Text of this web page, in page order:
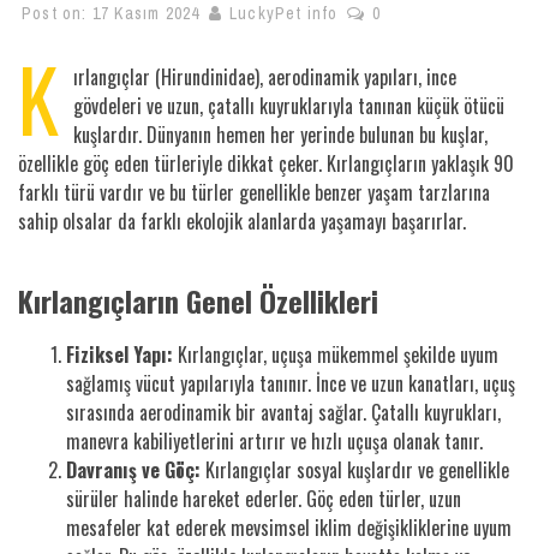
Post on: 17 Kasım 2024 LuckyPet info 0
K ırlangıçlar (Hirundinidae), aerodinamik yapıları, ince
gövdeleri ve uzun, çatallı kuyruklarıyla tanınan küçük ötücü
kuşlardır. Dünyanın hemen her yerinde bulunan bu kuşlar,
özellikle göç eden türleriyle dikkat çeker. Kırlangıçların yaklaşık 90
farklı türü vardır ve bu türler genellikle benzer yaşam tarzlarına
sahip olsalar da farklı ekolojik alanlarda yaşamayı başarırlar.
Kırlangıçların Genel Özellikleri
Fiziksel Yapı: Kırlangıçlar, uçuşa mükemmel şekilde uyum
sağlamış vücut yapılarıyla tanınır. İnce ve uzun kanatları, uçuş
sırasında aerodinamik bir avantaj sağlar. Çatallı kuyrukları,
manevra kabiliyetlerini artırır ve hızlı uçuşa olanak tanır.
Davranış ve Göç: Kırlangıçlar sosyal kuşlardır ve genellikle
sürüler halinde hareket ederler. Göç eden türler, uzun
mesafeler kat ederek mevsimsel iklim değişikliklerine uyum